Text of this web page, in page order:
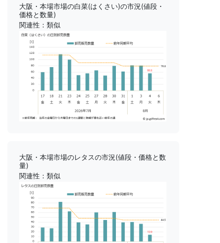
大阪・本場市場の白菜(はくさい)の市況(値段・
価格と数量)
関連性：類似
大阪・本場市場のレタスの市況(値段・価格と数
量)
関連性：類似